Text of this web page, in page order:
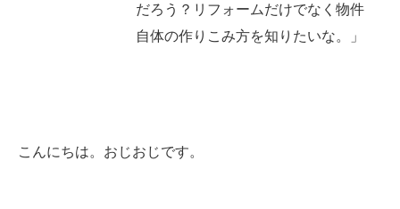
だろう？リフォームだけでなく物件
自体の作りこみ方を知りたいな。」
こんにちは。おじおじです。